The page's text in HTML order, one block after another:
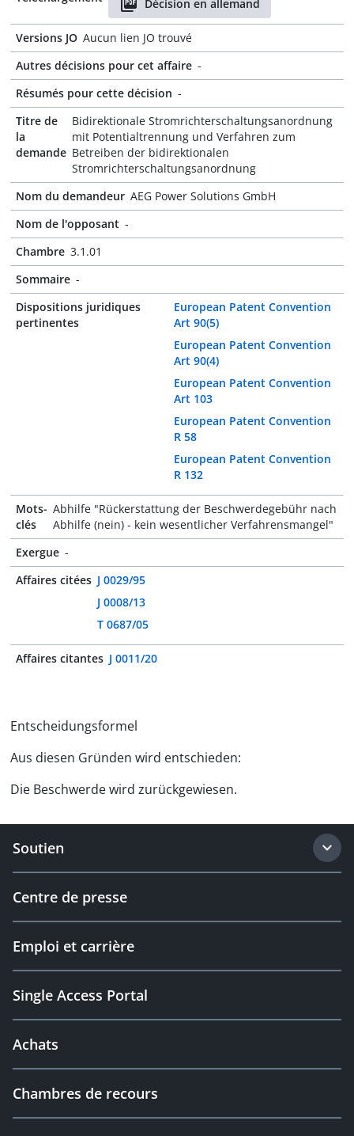
Décision en allemand
Versions JO Aucun lien JO trouvé
Autres décisions pour cet affaire -
Résumés pour cette décision -
Titre de
la
demande
Bidirektionale Stromrichterschaltungsanordnung
mit Potentialtrennung und Verfahren zum
Betreiben der bidirektionalen
Stromrichterschaltungsanordnung
Nom du demandeur AEG Power Solutions GmbH
Nom de l'opposant -
Chambre 3.1.01
Sommaire -
Dispositions juridiques
pertinentes
European Patent Convention
Art 90(5)
European Patent Convention
Art 90(4)
European Patent Convention
Art 103
European Patent Convention
R 58
European Patent Convention
R 132
Mots-
clés
Abhilfe "Rückerstattung der Beschwerdegebühr nach
Abhilfe (nein) - kein wesentlicher Verfahrensmangel"
Exergue -
Affaires citées J 0029/95
J 0008/13
T 0687/05
Affaires citantes J 0011/20
Entscheidungsformel
Aus diesen Gründen wird entschieden:
Die Beschwerde wird zurückgewiesen.
Soutien
Centre de presse
Emploi et carrière
Single Access Portal
Achats
Chambres de recours